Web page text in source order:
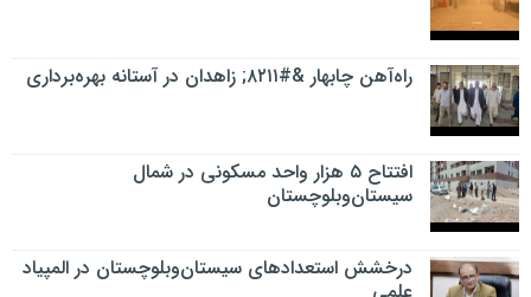
راه‌آهن چابهار &#۸۲۱۱; زاهدان در آستانه بهره‌برداری
افتتاح ۵ هزار واحد مسکونی در شمال
سیستان‌وبلوچستان
درخشش استعدادهای سیستان‌وبلوچستان در المپیاد
علمی